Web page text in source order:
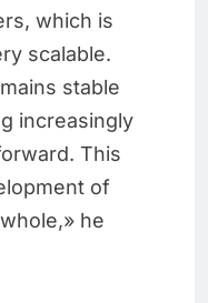
which is
scalable.
stable
increasingly
This
of
he